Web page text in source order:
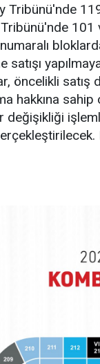
Tribünü'nde
satışı
öncelikli
hakkına
değişikliği